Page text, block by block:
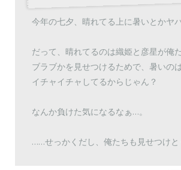
今年の七夕、晴れてる上に暑いとかヤ
だって、晴れてるのは織姫と彦星が俺
ブラブかを見せつけるためで、暑いの
イチャイチャしてるからじゃん？
なんか負けた気になるなぁ…。
……せっかくだし、俺たちも見せつけと